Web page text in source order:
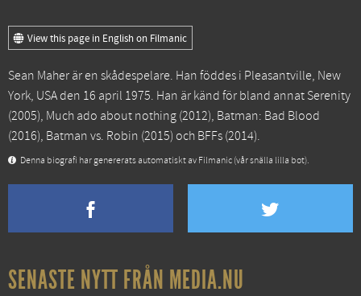
View this page in English on Filmanic
Sean Maher är en skådespelare. Han föddes i Pleasantville, New
York, USA den 16 april 1975. Han är känd för bland annat Serenity
(2005), Much ado about nothing (2012), Batman: Bad Blood
(2016), Batman vs. Robin (2015) och BFFs (2014).
Denna biografi har genererats automatiskt av Filmanic (vår snälla lilla bot).
SENASTE NYTT FRÅN MEDIA.NU